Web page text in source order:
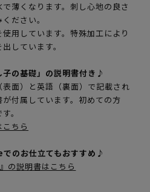
薄くなります。刺し心地の良さ
ださい。
用しています。特殊加工により
しています。
の基礎」の説明書付き♪
面）と英語（裏面）で記載され
付属しています。初めての方
。
こちら
のお仕立てもおすすめ♪
の説明書はこちら